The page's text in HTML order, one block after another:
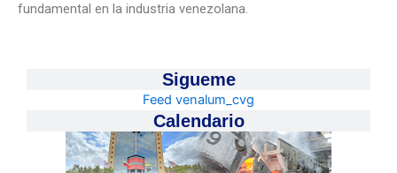
fundamental en la industria venezolana.
Sigueme
Feed venalum_cvg
Calendario